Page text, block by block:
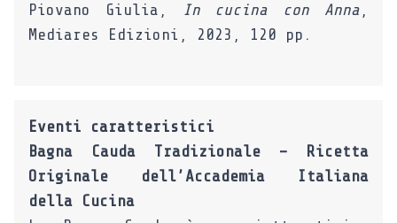
Piovano Giulia,
In cucina con Anna ,
Mediares Edizioni, 2023, 120 pp.
Eventi caratteristici
Bagna Cauda Tradizionale – Ricetta
Originale dell’Accademia Italiana
della Cucina